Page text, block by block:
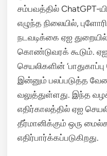
சம்பவத்தில் ChatGPT-
எழுந்த நிலையில்,
நடவடிக்கை ஏஐ
கொண்டுவரக் கூடும்.
செயலிகளின்
இன்னும் பலப்படுத்த
வலுத்துள்ளது. இந்த
எதிர்காலத்தில் ஏஐ
தீர்மானிக்கும் ஒரு
எதிர்பார்க்கப்படுகிறது.